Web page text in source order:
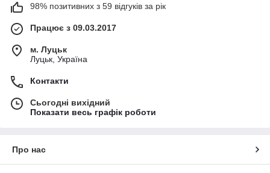
98% позитивних з 59 відгуків за рік
Працює з 09.03.2017
м. Луцьк
Луцьк, Україна
Контакти
Сьогодні вихідний
Показати весь графік роботи
Про нас